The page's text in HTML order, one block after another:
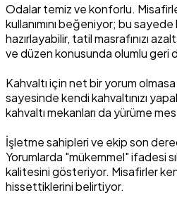
Odalar temiz ve konforlu.
kullanımını beğeniyor; bu
hazırlayabilir, tatil masrafınızı
ve düzen konusunda olumlu geri
Kahvaltı için net bir yorum
sayesinde kendi kahvaltınızı
kahvaltı mekanları da yürüme
İşletme sahipleri ve ekip son
Yorumlarda "mükemmel" ifadesi
kalitesini gösteriyor. Misafirler
hissettiklerini belirtiyor.